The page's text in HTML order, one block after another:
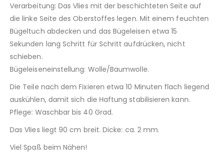
Verarbeitung: Das Vlies mit der beschichteten Seite auf
die linke Seite des Oberstoffes legen. Mit einem feuchten
Bügeltuch abdecken und das Bügeleisen etwa 15
Sekunden lang Schritt für Schritt aufdrücken, nicht
schieben.
Bügeleiseneinstellung: Wolle/Baumwolle.
Die Teile nach dem Fixieren etwa 10 Minuten flach liegend
auskühlen, damit sich die Haftung stabilisieren kann.
Pflege: Waschbar bis 40 Grad.
Das Vlies liegt 90 cm breit. Dicke: ca. 2 mm.
Viel Spaß beim Nähen!